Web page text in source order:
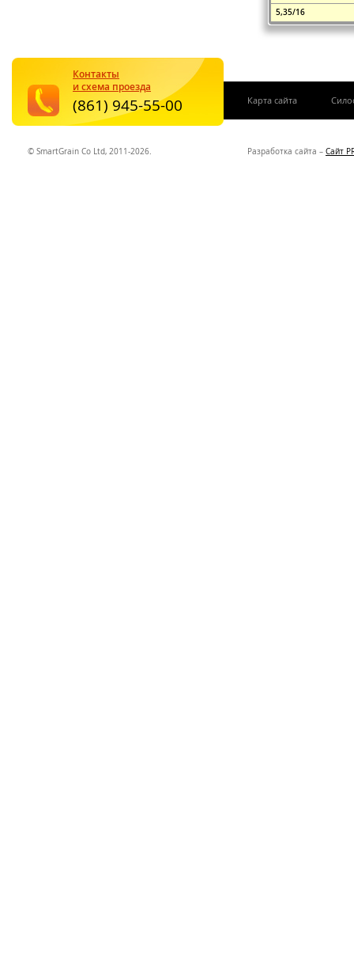
5,35/16
© SmartGrain Co Ltd, 2011-2026. Разработка сайта – Сайт
Карта сайта
Контакты
и схема проезда
(861) 945-55-00